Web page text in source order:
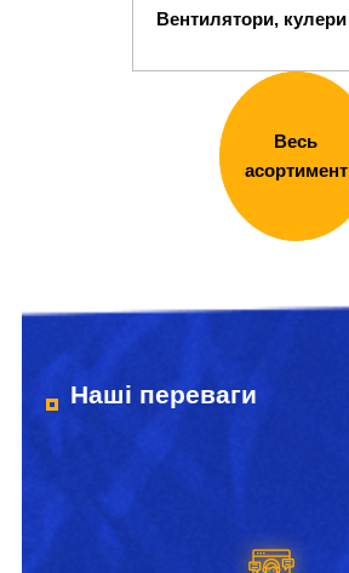
Вентилятори, кулери
Весь
асортимент
Наші переваги